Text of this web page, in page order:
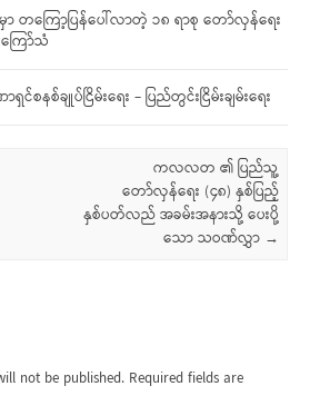
မှာ တကြော့ပြန်ပေါ်လာတဲ့ ၁၈ ရာစု တော်လှန်ရေး
ြော်သံ
င်စနစ်ချုပ်ငြိမ်းရေး – ပြည်တွင်းငြိမ်းချမ်းရေး
ကလလတ ၏ ပြည်သူ့
တော်လှန်ရေး (၄၈) နှစ်ပြည့်
နှစ်ပတ်လည် အခမ်းအနားသို့ ပေးပို့
သော သဝဏ်လွှာ →
not be published. Required fields are